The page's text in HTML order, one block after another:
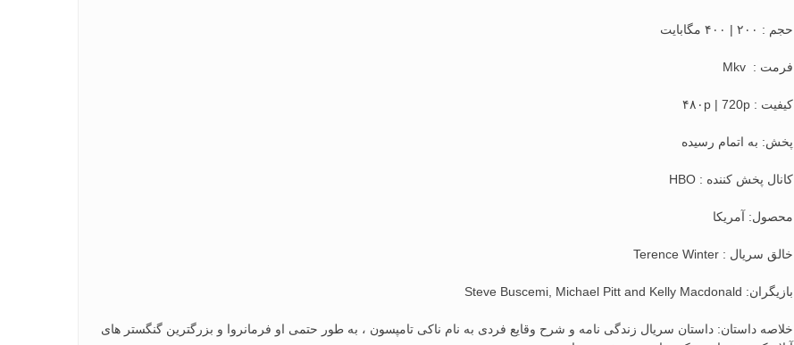
حجم : ۲۰۰ | ۴۰۰ مگابایت
فرمت : Mkv
کیفیت : ۴۸۰p | 720p
پخش: به اتمام رسیده
کانال پخش کننده : HBO
محصول: آمریکا
خالق سریال : Terence Winter
بازیگران: Steve Buscemi, Michael Pitt and Kelly Macdonald
خلاصه داستان: داستان سریال زندگی نامه و شرح وقایع فردی به نام ناکی تامپسون ، به طور حتمی او فرمانروا و بزرگترین گنگستر های